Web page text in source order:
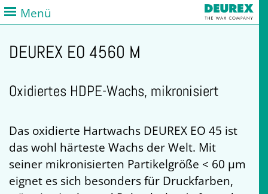
Menü
DEUREX EO 4560 M
Oxidiertes HDPE-Wachs, mikronisiert
Das oxidierte Hartwachs DEUREX EO 45 ist
das wohl härteste Wachs der Welt. Mit
seiner mikronisierten Partikelgröße < 60 µm
eignet es sich besonders für Druckfarben,